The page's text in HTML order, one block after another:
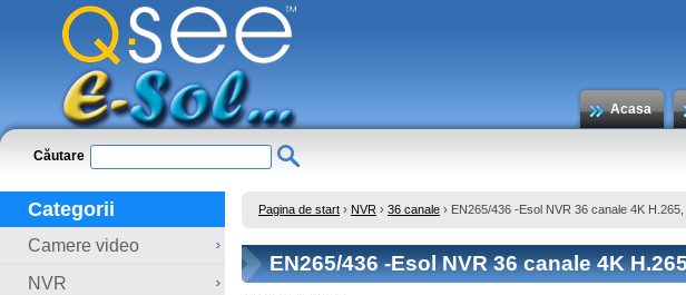
Acasa
Căutare
Categorii
Camere video
NVR
Pagina de start › NVR › 36 canale › EN265/436 -Esol NVR 36 canale 4K
EN265/436 -Esol NVR 36 canale 4K